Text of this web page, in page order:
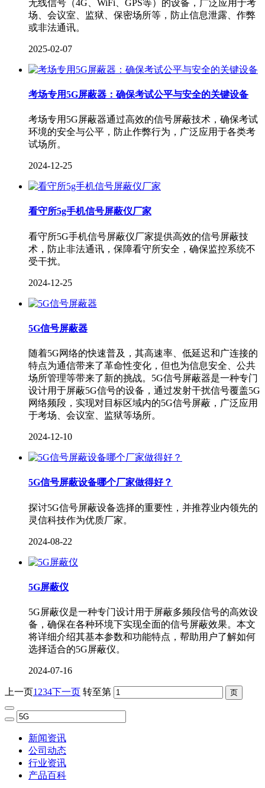
无线信号（4G、WiFi、GPS等）的设备，广泛应用于考
场、会议室、监狱、保密场所等，防止信息泄露、作弊
或非法通讯。
2025-02-07
考场专用5G屏蔽器：确保考试公平与安全的关键设备
考场专用5G屏蔽器通过高效的信号屏蔽技术，确保考试
环境的安全与公平，防止作弊行为，广泛应用于各类考
试场所。
2024-12-25
看守所5g手机信号屏蔽仪厂家
看守所5G手机信号屏蔽仪厂家提供高效的信号屏蔽技
术，防止非法通讯，保障看守所安全，确保监控系统不
受干扰。
2024-12-25
5G信号屏蔽器
随着5G网络的快速普及，其高速率、低延迟和广连接的
特点为通信带来了革命性变化，但也为信息安全、公共
场所管理等带来了新的挑战。5G信号屏蔽器是一种专门
设计用于屏蔽5G信号的设备，通过发射干扰信号覆盖5G
网络频段，实现对目标区域内的5G信号屏蔽，广泛应用
于考场、会议室、监狱等场所。
2024-12-10
5G信号屏蔽设备哪个厂家做得好？
探讨5G信号屏蔽设备选择的重要性，并推荐业内领先的
灵信科技作为优质厂家。
2024-08-22
5G屏蔽仪
5G屏蔽仪是一种专门设计用于屏蔽多频段信号的高效设
备，确保在各种环境下实现全面的信号屏蔽效果。本文
将详细介绍其基本参数和功能特点，帮助用户了解如何
选择适合的5G屏蔽仪。
2024-07-16
上一页1 234下一页 转至第
新闻资讯
公司动态
行业资讯
产品百科